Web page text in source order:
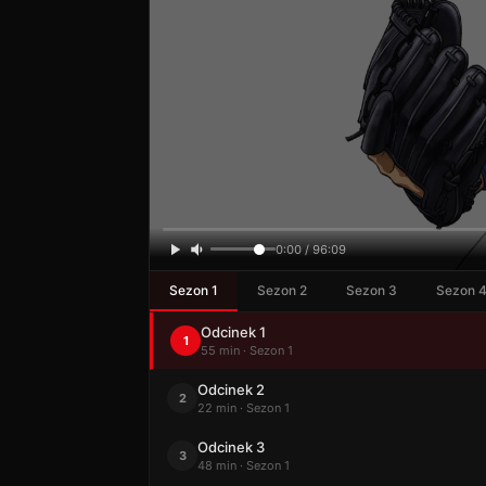
0:00 / 96:09
Sezon 1 Sezon 2 Sezon 3 Sezon 4
1 Odcinek 1
55 min · Sezon 1
2 Odcinek 2
22 min · Sezon 1
3 Odcinek 3
48 min · Sezon 1